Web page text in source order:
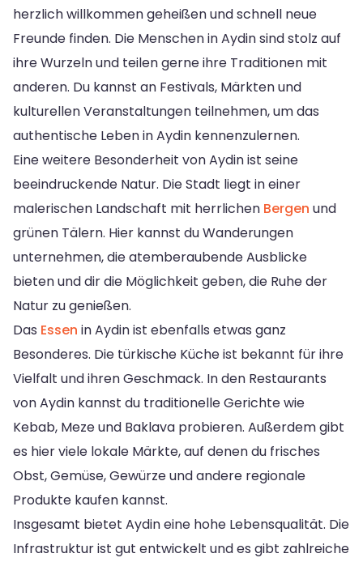
herzlich willkommen geheißen und schnell neue
Freunde finden. Die Menschen in Aydin sind stolz auf
ihre Wurzeln und teilen gerne ihre Traditionen mit
anderen. Du kannst an Festivals, Märkten und
kulturellen Veranstaltungen teilnehmen, um das
authentische Leben in Aydin kennenzulernen.
Eine weitere Besonderheit von Aydin ist seine
beeindruckende Natur. Die Stadt liegt in einer
malerischen Landschaft mit herrlichen Bergen und
grünen Tälern. Hier kannst du Wanderungen
unternehmen, die atemberaubende Ausblicke
bieten und dir die Möglichkeit geben, die Ruhe der
Natur zu genießen.
Das Essen in Aydin ist ebenfalls etwas ganz
Besonderes. Die türkische Küche ist bekannt für ihre
Vielfalt und ihren Geschmack. In den Restaurants
von Aydin kannst du traditionelle Gerichte wie
Kebab, Meze und Baklava probieren. Außerdem gibt
es hier viele lokale Märkte, auf denen du frisches
Obst, Gemüse, Gewürze und andere regionale
Produkte kaufen kannst.
Insgesamt bietet Aydin eine hohe Lebensqualität. Die
Infrastruktur ist gut entwickelt und es gibt zahlreiche